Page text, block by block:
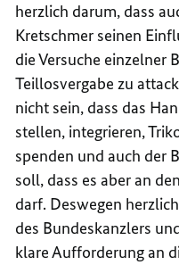
herzlich darum, dass
Kretschmer seinen
die Versuche einzelner
Teillosvergabe zu
nicht sein, dass das
stellen, integrieren,
spenden und auch der
soll, dass es aber an
darf. Deswegen
des Bundeskanzlers
klare Aufforderung an